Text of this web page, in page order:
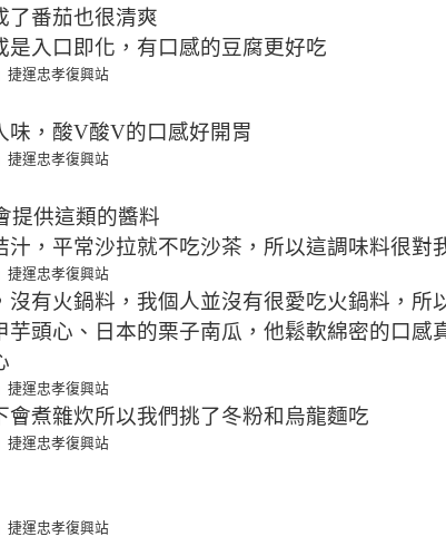
了番茄也很清爽
入口即化，有口感的豆腐更好吃
味，酸V酸V的口感好開胃
提供這類的醬料
，平常沙拉就不吃沙茶，所以這調味料很對
有火鍋料，我個人並沒有很愛吃火鍋料，所
頭心、日本的栗子南瓜，他鬆軟綿密的口感
煮雜炊所以我們挑了冬粉和烏龍麵吃